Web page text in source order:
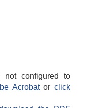
not configured to
Acrobatorclick